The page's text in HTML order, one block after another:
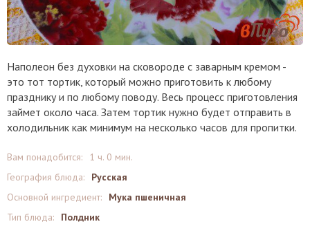
Наполеон без духовки на сковороде с заварным кремом -
это тот тортик, который можно приготовить к любому
празднику и по любому поводу. Весь процесс приготовления
займет около часа. Затем тортик нужно будет отправить в
холодильник как минимум на несколько часов для пропитки.
Вам понадобится:
1 ч. 0 мин.
География блюда:
Русская
Основной ингредиент:
Мука пшеничная
Тип блюда:
Полдник